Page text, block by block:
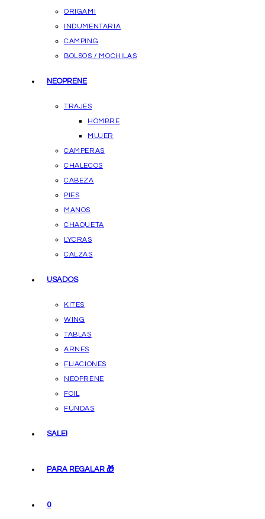
ORIGAMI
INDUMENTARIA
CAMPING
BOLSOS / MOCHILAS
NEOPRENE
TRAJES
HOMBRE
MUJER
CAMPERAS
CHALECOS
CABEZA
PIES
MANOS
CHAQUETA
LYCRAS
CALZAS
USADOS
KITES
WING
TABLAS
ARNES
FIJACIONES
NEOPRENE
FOIL
FUNDAS
SALE!
PARA REGALAR 🎁
0